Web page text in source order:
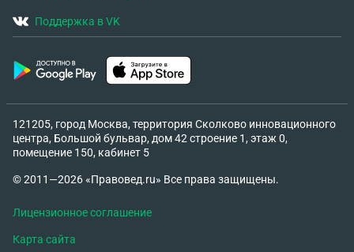
Поддержка в VK
121205, город Москва, территория Сколково инновационного
центра, Большой бульвар, дом 42 строение 1, этаж 0,
помещение 150, кабинет 5
© 2011—2026 «Правовед.ru» Все права защищены.
Лицензионное соглашение
Карта сайта